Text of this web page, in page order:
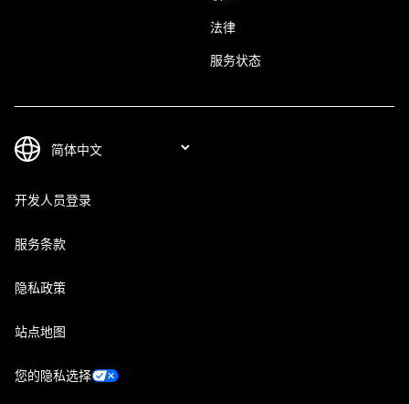
法律
服务状态
开发人员登录
服务条款
隐私政策
站点地图
您的隐私选择